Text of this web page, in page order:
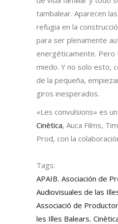
tambalear. Aparecen
refugia en la
para ser plenamente
energéticamente. Pero
miedo. Y no solo esto,
de la pequeña,
giros inesperados.
«Les convulsions» es
Cinètica, Auca Films,
Prod, con la
Tags:
APAIB, Asociación de
Audiovisuales de las
Associació de
les Illes Balears,